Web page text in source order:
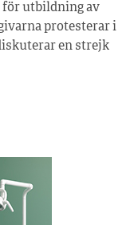
för utbildning av
protesterar i
en strejk